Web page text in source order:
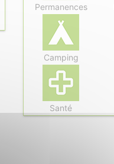
Permanences
Camping
Santé